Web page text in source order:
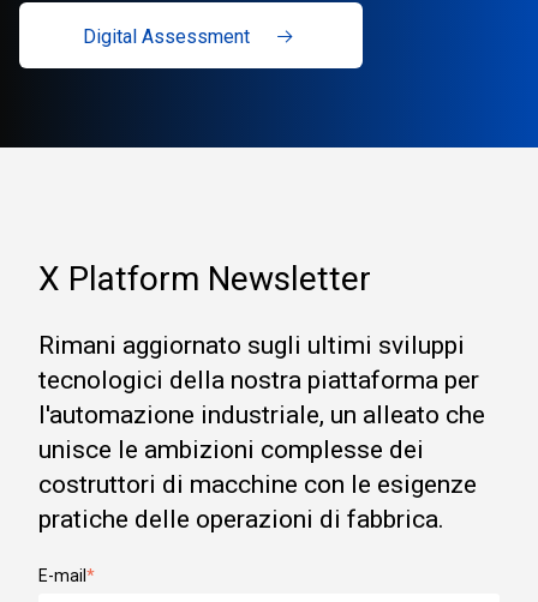
Digital Assessment
X Platform Newsletter
Rimani aggiornato sugli ultimi sviluppi
tecnologici della nostra piattaforma per
l'automazione industriale, un alleato che
unisce le ambizioni complesse dei
costruttori di macchine con le esigenze
pratiche delle operazioni di fabbrica.
E-mail*